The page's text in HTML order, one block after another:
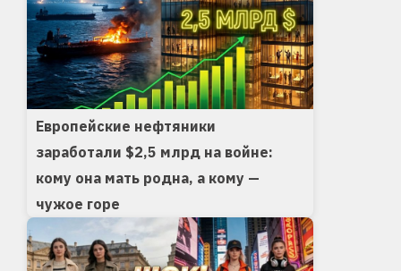
Европейские нефтяники
заработали $2,5 млрд на войне:
кому она мать родна, а кому —
чужое горе